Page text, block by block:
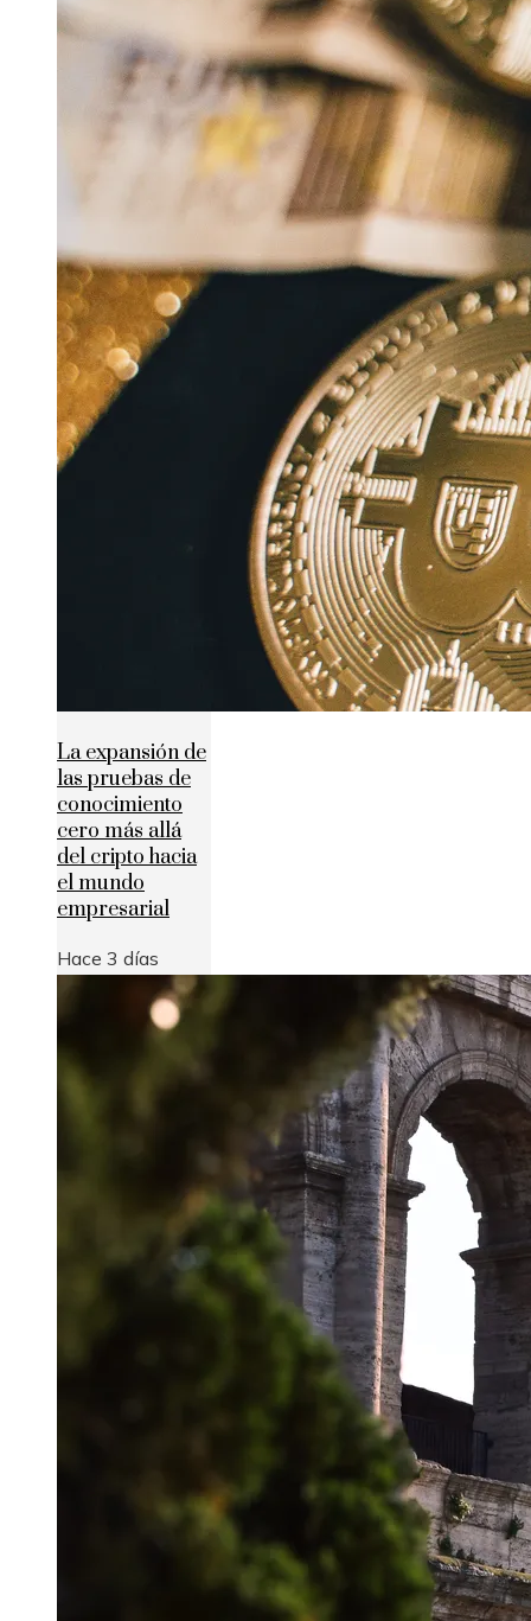
La expansión de
las pruebas de
conocimiento
cero más allá
del cripto hacia
el mundo
empresarial
Hace 3 días